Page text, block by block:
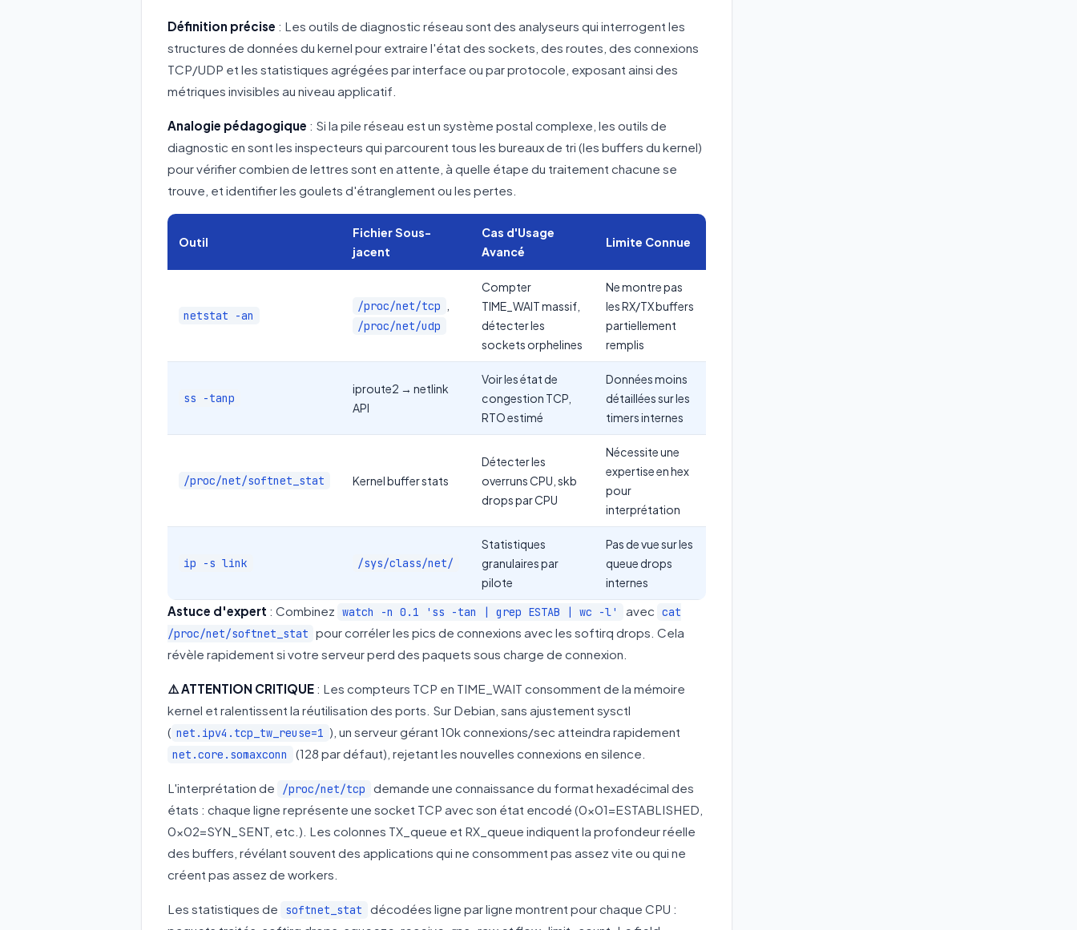
Définition précise : Les outils de diagnostic réseau sont des analyseurs qui interrogent les
structures de données du kernel pour extraire l'état des sockets, des routes, des connexions
TCP/UDP et les statistiques agrégées par interface ou par protocole, exposant ainsi des
métriques invisibles au niveau applicatif.
Analogie pédagogique : Si la pile réseau est un système postal complexe, les outils de
diagnostic en sont les inspecteurs qui parcourent tous les bureaux de tri (les buffers du kernel)
pour vérifier combien de lettres sont en attente, à quelle étape du traitement chacune se
trouve, et identifier les goulets d'étranglement ou les pertes.
Outil
Fichier Sous-
jacent
Cas d'Usage
Avancé
Limite Connue
netstat -an
/proc/net/tcp
/proc/net/udp
Compter
TIME_WAIT massif,
détecter les
sockets orphelines
Ne montre pas
les RX/TX buffers
partiellement
remplis
ss -tanp
iproute2 → netlink
API
Voir les état de
congestion TCP,
RTO estimé
Données moins
détaillées sur les
timers internes
/proc/net/softnet_stat Kernel buffer stats
Détecter les
overruns CPU, skb
drops par CPU
Nécessite une
expertise en hex
pour
interprétation
ip -s link /sys/class/net/
Statistiques
granulaires par
pilote
Pas de vue sur les
queue drops
internes
Astuce d'expert : Combinez watch -n 0.1 'ss -tan | grep ESTAB | wc -l' avec cat
/proc/net/softnet_stat pour corréler les pics de connexions avec les softirq drops. Cela
révèle rapidement si votre serveur perd des paquets sous charge de connexion.
⚠️ ATTENTION CRITIQUE : Les compteurs TCP en TIME_WAIT consomment de la mémoire
kernel et ralentissent la réutilisation des ports. Sur Debian, sans ajustement sysctl
( net.ipv4.tcp_tw_reuse=1 ), un serveur gérant 10k connexions/sec atteindra rapidement
net.core.somaxconn (128 par défaut), rejetant les nouvelles connexions en silence.
L'interprétation de /proc/net/tcp
demande une connaissance du format hexadécimal des
états : chaque ligne représente une socket TCP avec son état encodé (0x01=ESTABLISHED,
0x02=SYN_SENT, etc.). Les colonnes TX_queue et RX_queue indiquent la profondeur réelle
des buffers, révélant souvent des applications qui ne consomment pas assez vite ou qui ne
créent pas assez de workers.
Les statistiques de softnet_stat
décodées ligne par ligne montrent pour chaque CPU :